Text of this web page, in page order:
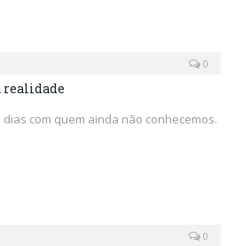
0
realidade
com quem ainda não conhecemos.
0